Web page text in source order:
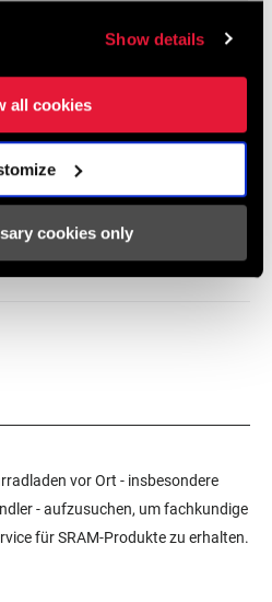
Show details
all cookies
cookies only
vor Ort - insbesondere
- aufzusuchen, um fachkundige
für SRAM-Produkte zu erhalten.